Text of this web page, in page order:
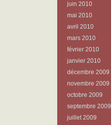
juin 2010
mai 2010
avril 2010
mars 2010
février 2010
janvier 2010
décembre 2009
novembre 2009
octobre 2009
septembre 2009
juillet 2009